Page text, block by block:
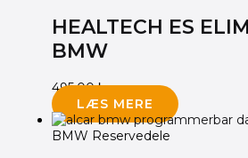
HEALTECH ES
BMW
495.00kr.
LÆS MERE
BMW Reservedele